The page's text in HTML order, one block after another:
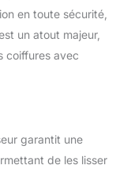
parfait
entre les
DES
du lisseur et
homogène
en toute sécurité,
un atout majeur,
coiffures avec
garantit une
de les lisser